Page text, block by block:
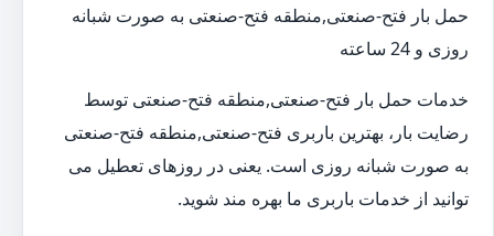
حمل بار فتح-صنعتی,منطقه فتح-صنعتی به صورت شبانه
روزی و 24 ساعته
خدمات حمل بار فتح-صنعتی,منطقه فتح-صنعتی توسط
رضایت بار، بهترین باربری فتح-صنعتی,منطقه فتح-صنعتی
به صورت شبانه روزی است. یعنی در روزهای تعطیل می
توانید از خدمات باربری ما بهره مند شوید.